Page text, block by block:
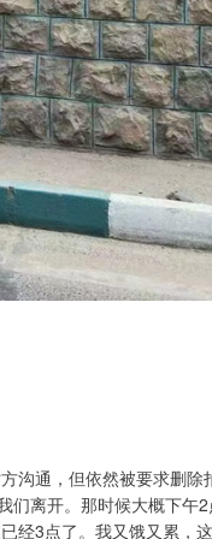
沟通，但依然被要求删除
们离开。那时候大概下午
经3点了。我又饿又累，